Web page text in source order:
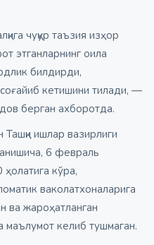
чуқур таъзия изҳор
этганларнинг оила
билдирди,
кетишини тилади, —
берган ахборотда.
ишлар вазирлиги
6 февраль
ҳолатига кўра,
ваколатхоналарига
ва жароҳатланган
маълумот келиб тушмаган.